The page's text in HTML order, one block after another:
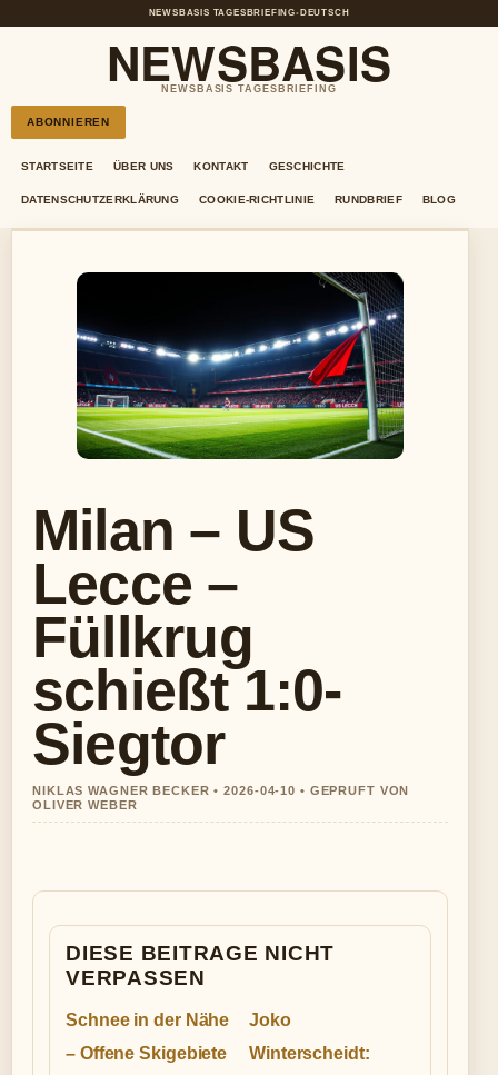
NEWSBASIS TAGESBRIEFING• DEUTSCH
NEWSBASIS
NEWSBASIS TAGESBRIEFING
ABONNIEREN
STARTSEITE ÜBER UNS KONTAKT GESCHICHTE
DATENSCHUTZERKLÄRUNG COOKIE-RICHTLINIE RUNDBRIEF BLOG
Milan – US
Lecce –
Füllkrug
schießt 1:0-
Siegtor
NIKLAS WAGNER BECKER • 2026-04-10 • GEPRUFT VON
OLIVER WEBER
DIESE BEITRAGE NICHT
VERPASSEN
Schnee in der Nähe
– Offene Skigebiete
Joko
Winterscheidt: